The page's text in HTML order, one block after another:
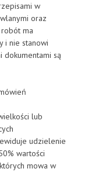
w
oraz
ma
i nie stanowi
dokumentami są
lub
udzielenie
wartości
mowa w